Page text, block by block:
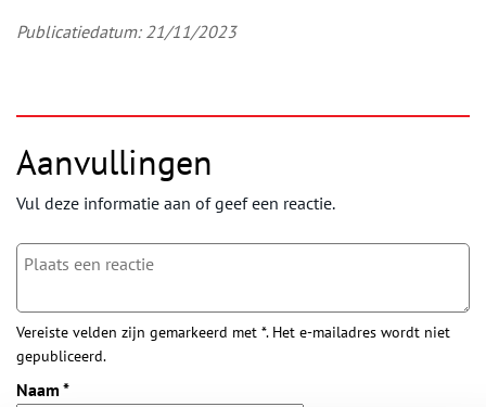
Publicatiedatum: 21/11/2023
Aanvullingen
Vul deze informatie aan of geef een reactie.
Vereiste velden zijn gemarkeerd met *. Het e-mailadres wordt niet
gepubliceerd.
Naam *